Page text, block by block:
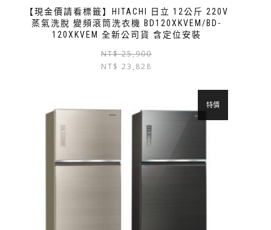
【現金價請看標籤】HITACHI 日立 12公斤 220V
蒸氣洗脫 變頻滾筒洗衣機 BD120XKVEM/BD-
120XKVEM 全新公司貨 含定位安裝
NT$25,900
NT$ 23,828
特價